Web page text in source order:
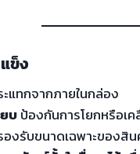
ข็ง
แทกจากภายในกล่อง
บป้องกันการโยกหรือเ
งรับขนาดเฉพาะของสิน